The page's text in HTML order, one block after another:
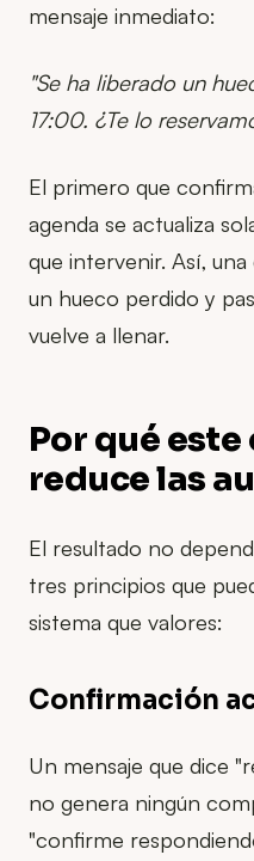
mensaje inmediato:
"Se ha liberado un
17:00. ¿Te lo
El primero que
agenda se actualiza
que intervenir. Así,
un hueco perdido y
vuelve a llenar.
Por qué
reduce las
El resultado no
tres principios que
sistema que valores:
Confirmación
Un mensaje que dice
no genera ningún
"confirme